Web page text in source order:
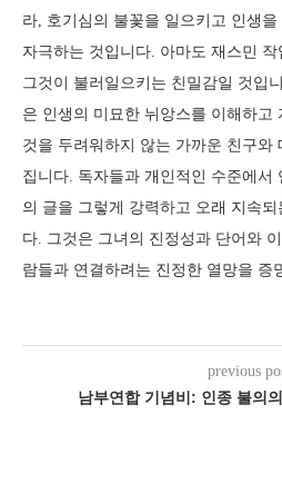
라, 호기심의 불꽃을 일으키고 인생
자극하는 것입니다. 아마도 재스민
그것이 불러일으키는 친밀감일 것입
은 인생의 미묘한 뉘앙스를 이해하고
것을 두려워하지 않는 가까운 친구와
집니다. 독자들과 개인적인 수준에서
의 글을 그렇게 강력하고 오래 지속
다. 그것은 그녀의 진정성과 단어와
람들과 연결하려는 진정한 열망을 증
previous
남부연합 기념비: 인종 불의